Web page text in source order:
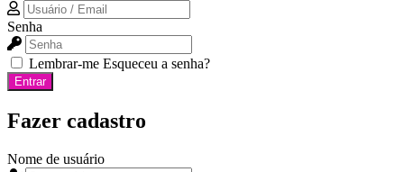
Senha
Lembrar-me Esqueceu a senha?
Entrar
Fazer cadastro
Nome de usuário